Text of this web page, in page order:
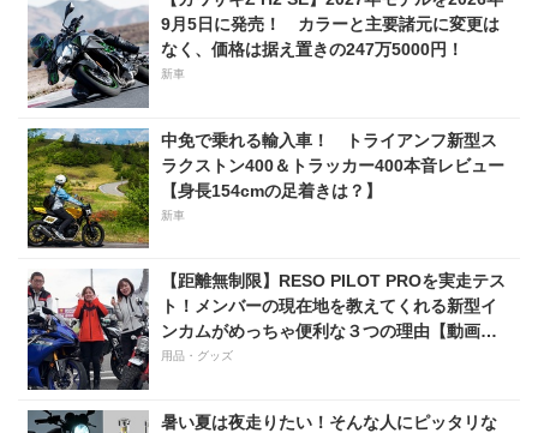
9月5日に発売！ カラーと主要諸元に変更は
なく、価格は据え置きの247万5000円！
新車
中免で乗れる輸入車！ トライアンフ新型ス
ラクストン400＆トラッカー400本音レビュー
【身長154cmの足着きは？】
新車
【距離無制限】RESO PILOT PROを実走テス
ト！メンバーの現在地を教えてくれる新型イ
ンカムがめっちゃ便利な３つの理由【動画付
き】
用品・グッズ
暑い夏は夜走りたい！そんな人にピッタリな